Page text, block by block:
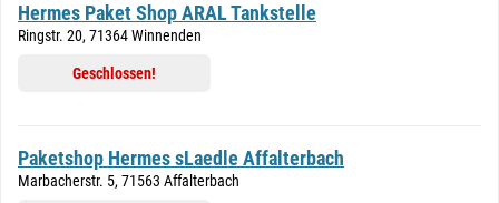
Hermes Paket Shop ARAL Tankstelle
Ringstr. 20, 71364 Winnenden
Geschlossen!
Paketshop Hermes sLaedle Affalterbach
Marbacherstr. 5, 71563 Affalterbach